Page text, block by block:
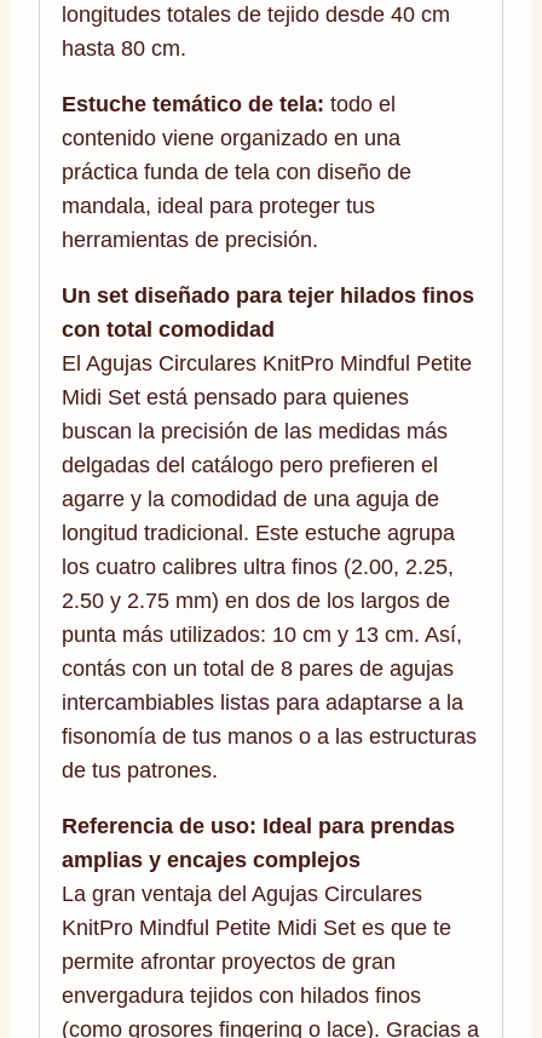
longitudes totales de tejido desde 40 cm
hasta 80 cm.
Estuche temático de tela: todo el
contenido viene organizado en una
práctica funda de tela con diseño de
mandala, ideal para proteger tus
herramientas de precisión.
Un set diseñado para tejer hilados finos
con total comodidad
El Agujas Circulares KnitPro Mindful Petite
Midi Set está pensado para quienes
buscan la precisión de las medidas más
delgadas del catálogo pero prefieren el
agarre y la comodidad de una aguja de
longitud tradicional. Este estuche agrupa
los cuatro calibres ultra finos (2.00, 2.25,
2.50 y 2.75 mm) en dos de los largos de
punta más utilizados: 10 cm y 13 cm. Así,
contás con un total de 8 pares de agujas
intercambiables listas para adaptarse a la
fisonomía de tus manos o a las estructuras
de tus patrones.
Referencia de uso: Ideal para prendas
amplias y encajes complejos
La gran ventaja del Agujas Circulares
KnitPro Mindful Petite Midi Set es que te
permite afrontar proyectos de gran
envergadura tejidos con hilados finos
(como grosores fingering o lace). Gracias a